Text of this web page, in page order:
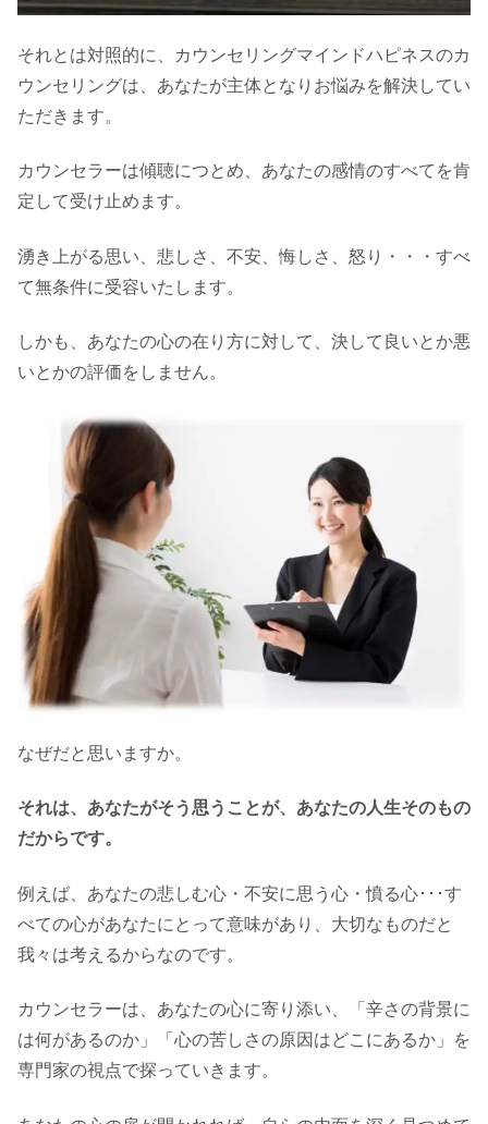
それとは対照的に、カウンセリングマインドハピネスのカ
ウンセリングは、あなたが主体となりお悩みを解決してい
ただきます。
カウンセラーは傾聴につとめ、あなたの感情のすべてを肯
定して受け止めます。
湧き上がる思い、悲しさ、不安、悔しさ、怒り・・・すべ
て無条件に受容いたします。
しかも、あなたの心の在り方に対して、決して良いとか悪
いとかの評価をしません。
なぜだと思いますか。
それは、あなたがそう思うことが、あなたの人生そのもの
だからです。
例えば、あなたの悲しむ心・不安に思う心・憤る心･･･す
べての心があなたにとって意味があり、大切なものだと
我々は考えるからなのです。
カウンセラーは、あなたの心に寄り添い、「辛さの背景に
は何があるのか」「心の苦しさの原因はどこにあるか」を
専門家の視点で探っていきます。